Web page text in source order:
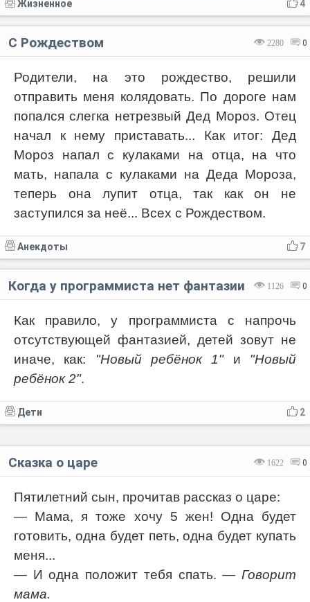
4
Жизненное
2280 0
С Рождеством
Родители, на это рождество, решили
отправить меня колядовать. По дороге нам
попался слегка нетрезвый Дед Мороз. Отец
начал к нему приставать... Как итог: Дед
Мороз напал с кулаками на отца, на что
мать, напала с кулаками на Деда Мороза,
теперь она лупит отца, так как он не
заступился за неё... Всех с Рождеством.
7
Анекдоты
1126 0
Когда у программиста нет фантазии
Как правило, у программиста с напрочь
отсутствующей фантазией, детей зовут не
иначе, как: "Новый ребёнок 1"и "Новый
ребёнок 2".
2
Дети
1622 0
Сказка о царе
Пятилетний сын, прочитав рассказ о царе:
— Мама, я тоже хочу 5 жен! Одна будет
готовить, одна будет петь, одна будет купать
меня...
— И одна положит тебя спать.— Говорит
мама.